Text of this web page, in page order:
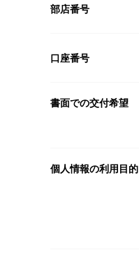
部店番号
口座番号
書面での交付希望
個人情報の利用目的